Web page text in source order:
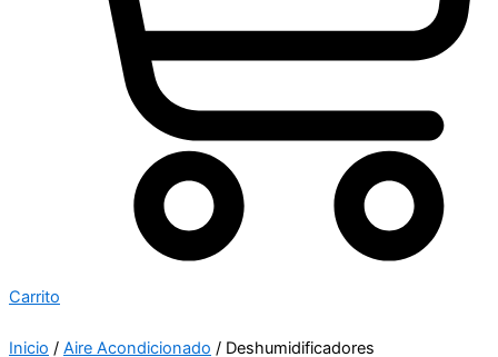
Carrito
Inicio / Aire Acondicionado / Deshumidificadores